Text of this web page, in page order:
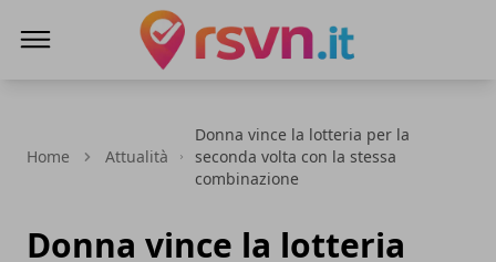
Home Attualità
Donna vince la lotteria per la
seconda volta con la stessa
combinazione
Donna vince la lotteria